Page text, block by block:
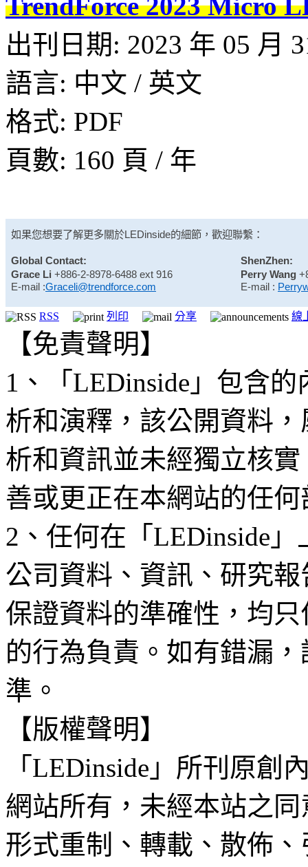
出刊日期: 2023 年 05 月
語言: 中文 / 英文
格式: PDF
頁數: 160 頁 / 年
如果您想要了解更多關於LEDinside的細節，歡迎聯繫：
Global Contact:
ShenZhen:
Grace Li +886-2-8978-6488 ext 916
E-mail :Graceli@trendforce.com
Perry Wang
E-mail :
RSS 列印 分享 線
【免責聲明】
1、「LEDinside」包含
析和演釋，該公開資料
析和資訊並未經獨立核
善或更正在本網站的任
2、任何在「LEDinside
公司資料、資訊、研究
保證資料的準確性，均
的行為負責。如有錯漏
準。
【版權聲明】
「LEDinside」所刊原創
網站所有，未經本站之
形式重制、轉載、散佈